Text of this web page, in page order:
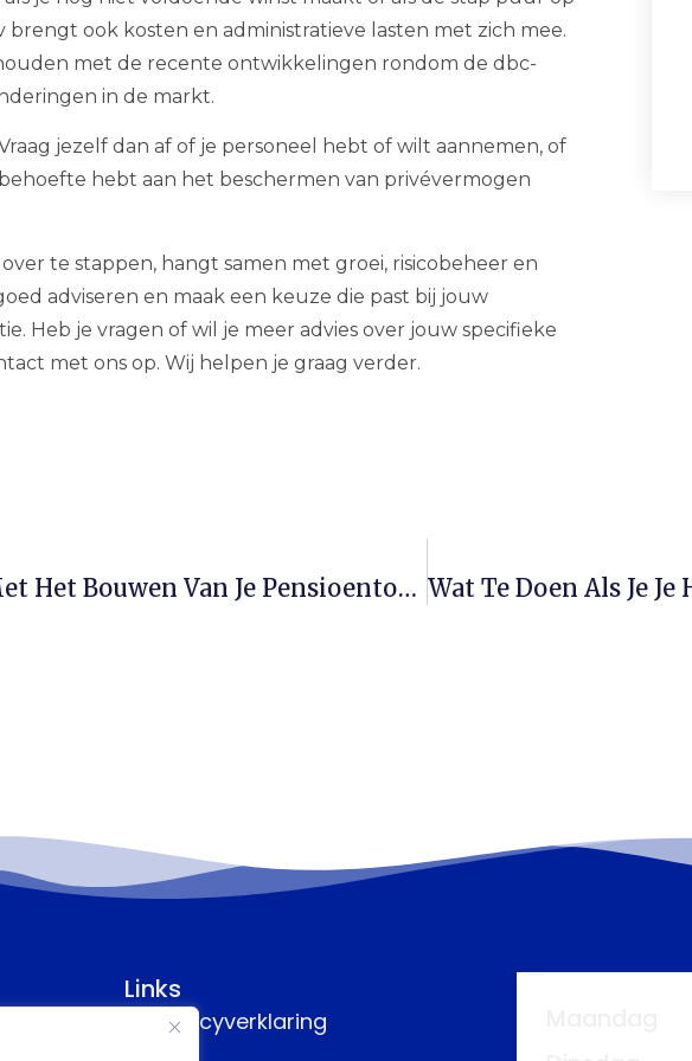
brengt ook kosten en administratieve lasten met zich mee.
met de recente ontwikkelingen rondom de dbc-
in de markt.
jezelf dan af of je personeel hebt of wilt aannemen, of
hebt aan het beschermen van privévermogen
te stappen, hangt samen met groei, risicobeheer en
adviseren en maak een keuze die past bij jouw
Heb je vragen of wil je meer advies over jouw specifieke
met ons op. Wij helpen je graag verder.
Begin Vandaag Nog Met Het Bouwen Van Je Pensioentoekomst
Links
Privacyverklaring